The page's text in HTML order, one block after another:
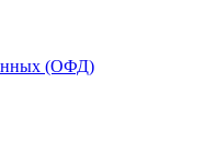
(ОФД)